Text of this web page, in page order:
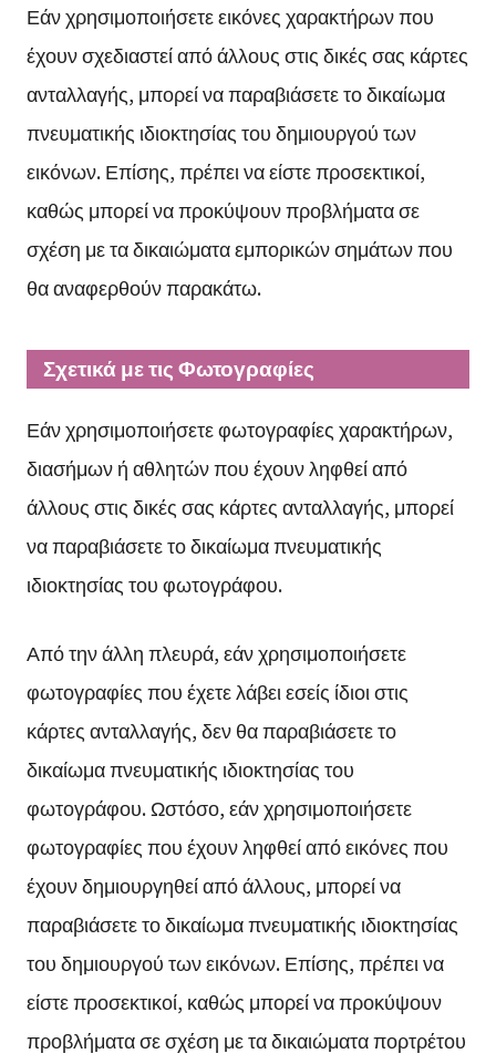
Εάν χρησιμοποιήσετε εικόνες χαρακτήρων που
έχουν σχεδιαστεί από άλλους στις δικές σας κάρτες
ανταλλαγής, μπορεί να παραβιάσετε το δικαίωμα
πνευματικής ιδιοκτησίας του δημιουργού των
εικόνων. Επίσης, πρέπει να είστε προσεκτικοί,
καθώς μπορεί να προκύψουν προβλήματα σε
σχέση με τα δικαιώματα εμπορικών σημάτων που
θα αναφερθούν παρακάτω.
Σχετικά με τις Φωτογραφίες
Εάν χρησιμοποιήσετε φωτογραφίες χαρακτήρων,
διασήμων ή αθλητών που έχουν ληφθεί από
άλλους στις δικές σας κάρτες ανταλλαγής, μπορεί
να παραβιάσετε το δικαίωμα πνευματικής
ιδιοκτησίας του φωτογράφου.
Από την άλλη πλευρά, εάν χρησιμοποιήσετε
φωτογραφίες που έχετε λάβει εσείς ίδιοι στις
κάρτες ανταλλαγής, δεν θα παραβιάσετε το
δικαίωμα πνευματικής ιδιοκτησίας του
φωτογράφου. Ωστόσο, εάν χρησιμοποιήσετε
φωτογραφίες που έχουν ληφθεί από εικόνες που
έχουν δημιουργηθεί από άλλους, μπορεί να
παραβιάσετε το δικαίωμα πνευματικής ιδιοκτησίας
του δημιουργού των εικόνων. Επίσης, πρέπει να
είστε προσεκτικοί, καθώς μπορεί να προκύψουν
προβλήματα σε σχέση με τα δικαιώματα πορτρέτου